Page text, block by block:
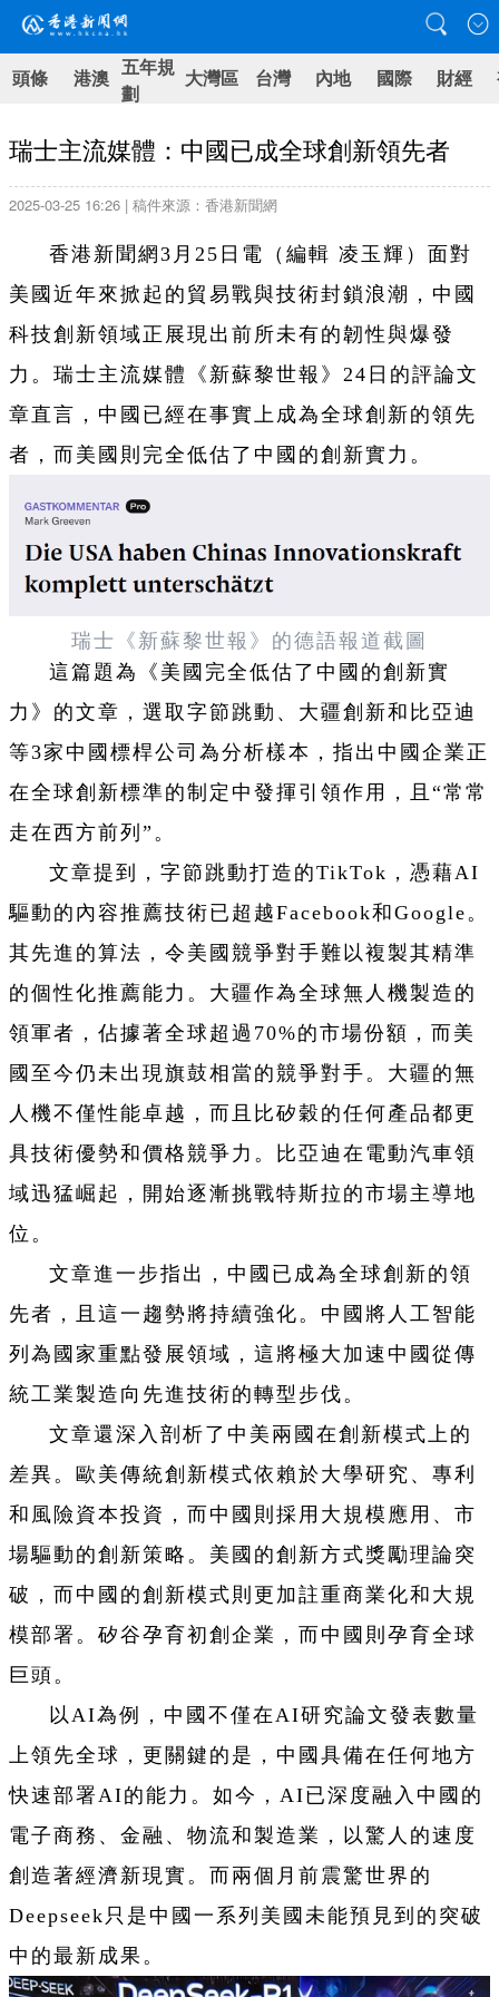
頭條 港澳 五年規
劃
大灣區 台灣 內地 國際 財經
瑞士主流媒體：中國已成全球創新領先者
2025-03-25 16:26 | 稿件來源：香港新聞網
香港新聞網3月25日電（編輯 凌玉輝）面對
美國近年來掀起的貿易戰與技術封鎖浪潮，中國
科技創新領域正展現出前所未有的韌性與爆發
力。瑞士主流媒體《新蘇黎世報》24日的評論文
章直言，中國已經在事實上成為全球創新的領先
者，而美國則完全低估了中國的創新實力。
瑞士《新蘇黎世報》的德語報道截圖
這篇題為《美國完全低估了中國的創新實
力》的文章，選取字節跳動、大疆創新和比亞迪
等3家中國標桿公司為分析樣本，指出中國企業正
在全球創新標準的制定中發揮引領作用，且“常常
走在西方前列”。
文章提到，字節跳動打造的TikTok，憑藉AI
驅動的內容推薦技術已超越Facebook和Google。
其先進的算法，令美國競爭對手難以複製其精準
的個性化推薦能力。大疆作為全球無人機製造的
領軍者，佔據著全球超過70%的市場份額，而美
國至今仍未出現旗鼓相當的競爭對手。大疆的無
人機不僅性能卓越，而且比矽穀的任何產品都更
具技術優勢和價格競爭力。比亞迪在電動汽車領
域迅猛崛起，開始逐漸挑戰特斯拉的市場主導地
位。
文章進一步指出，中國已成為全球創新的領
先者，且這一趨勢將持續強化。中國將人工智能
列為國家重點發展領域，這將極大加速中國從傳
統工業製造向先進技術的轉型步伐。
文章還深入剖析了中美兩國在創新模式上的
差異。歐美傳統創新模式依賴於大學研究、專利
和風險資本投資，而中國則採用大規模應用、市
場驅動的創新策略。美國的創新方式獎勵理論突
破，而中國的創新模式則更加註重商業化和大規
模部署。矽谷孕育初創企業，而中國則孕育全球
巨頭。
以AI為例，中國不僅在AI研究論文發表數量
上領先全球，更關鍵的是，中國具備在任何地方
快速部署AI的能力。如今，AI已深度融入中國的
電子商務、金融、物流和製造業，以驚人的速度
創造著經濟新現實。而兩個月前震驚世界的
Deepseek只是中國一系列美國未能預見到的突破
中的最新成果。